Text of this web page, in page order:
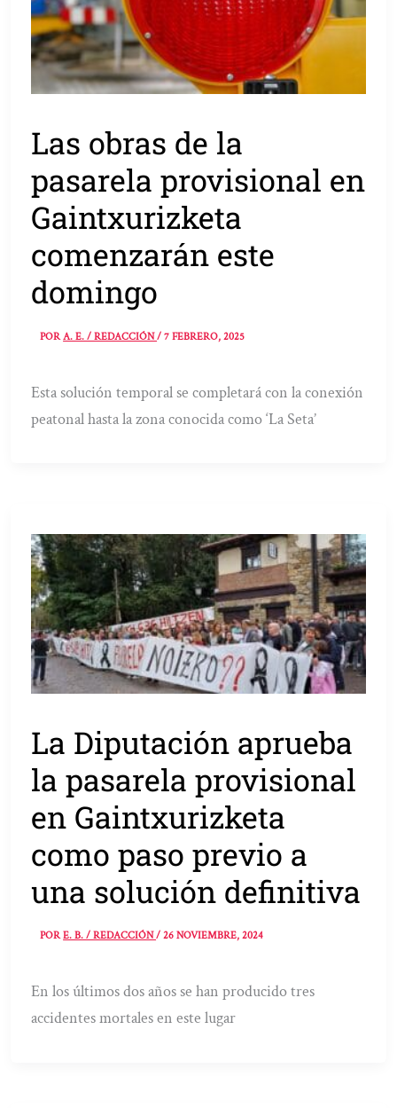
Las obras de la
pasarela provisional en
Gaintxurizketa
comenzarán este
domingo
PORA. E. / REDACCIÓN/7 FEBRERO, 2025
Esta solución temporal se completará con la conexión
peatonal hasta la zona conocida como ‘La Seta’
La Diputación aprueba
la pasarela provisional
en Gaintxurizketa
como paso previo a
una solución definitiva
PORE. B. / REDACCIÓN/26 NOVIEMBRE, 2024
En los últimos dos años se han producido tres
accidentes mortales en este lugar